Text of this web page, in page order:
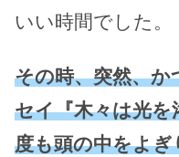
いい時間でした。
その時、突然、
セイ『木々は光
度も頭の中をよぎ